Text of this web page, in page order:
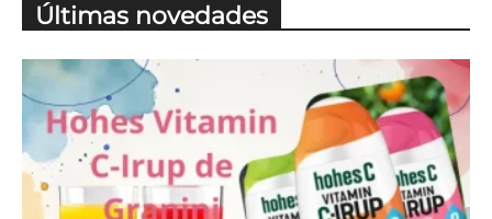
Últimas novedades